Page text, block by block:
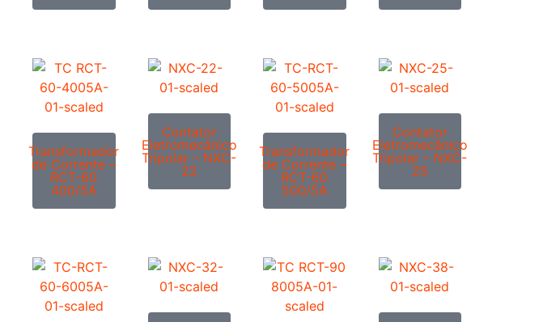
Transformador
de Corrente –
RCT-60
400/5A
Contator
Eletromecânico
Tripolar – NXC-
22
Transformador
de Corrente –
RCT-60
500/5A
Contator
Eletromecânico
Tripolar – NXC-
25